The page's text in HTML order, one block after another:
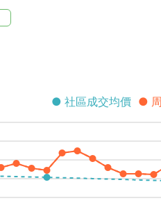
●
● 社區成交均價